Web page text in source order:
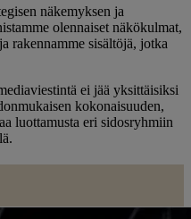
näkemyksen ja
olennaiset näkökulmat,
rakennamme sisältöjä, jotka
ei jää yksittäisiksi
kokonaisuuden,
luottamusta eri sidosryhmiin